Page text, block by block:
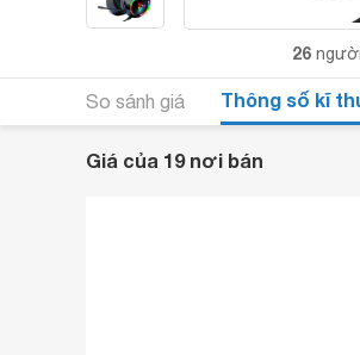
26
So sánh giá Thông số kĩ
Giá của 19 nơi bán